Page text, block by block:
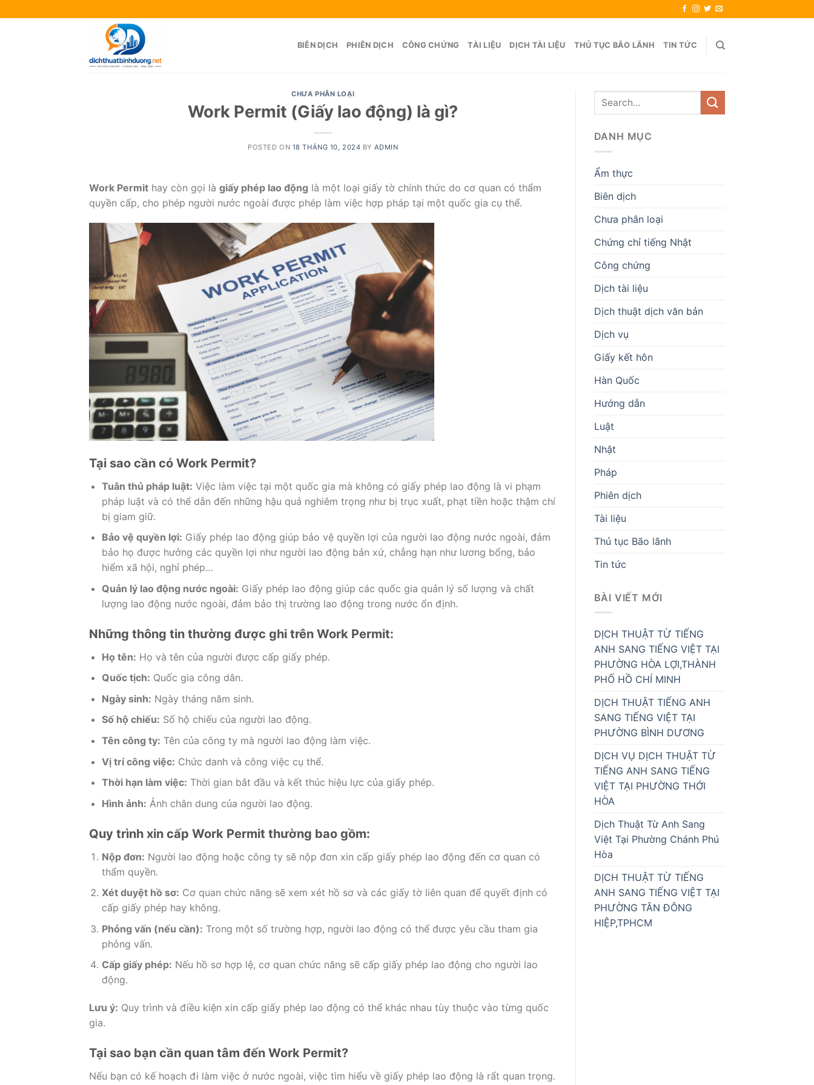
to
BIÊN DỊCH PHIÊN DỊCH CÔNG CHỨNG TÀI LIỆU DỊCH TÀI LIỆU THỦ TỤC BÃO LÃNH TIN TỨC
CHƯA PHÂN LOẠI
Work Permit (Giấy lao động) là gì?
POSTED ON 18 THÁNG 10, 2024 BY ADMIN
Work Permit hay còn gọi là giấy phép lao động là một loại giấy tờ chính thức do cơ quan có thẩm
quyền cấp, cho phép người nước ngoài được phép làm việc hợp pháp tại một quốc gia cụ thể.
Tại sao cần có Work Permit?
Tuân thủ pháp luật: Việc làm việc tại một quốc gia mà không có giấy phép lao động là vi phạm
pháp luật và có thể dẫn đến những hậu quả nghiêm trọng như bị trục xuất, phạt tiền hoặc thậm chí
bị giam giữ.
Bảo vệ quyền lợi: Giấy phép lao động giúp bảo vệ quyền lợi của người lao động nước ngoài, đảm
bảo họ được hưởng các quyền lợi như người lao động bản xứ, chẳng hạn như lương bổng, bảo
hiểm xã hội, nghỉ phép…
Quản lý lao động nước ngoài: Giấy phép lao động giúp các quốc gia quản lý số lượng và chất
lượng lao động nước ngoài, đảm bảo thị trường lao động trong nước ổn định.
Những thông tin thường được ghi trên Work Permit:
Họ tên: Họ và tên của người được cấp giấy phép.
Quốc tịch: Quốc gia công dân.
Ngày sinh: Ngày tháng năm sinh.
Số hộ chiếu: Số hộ chiếu của người lao động.
Tên công ty: Tên của công ty mà người lao động làm việc.
Vị trí công việc: Chức danh và công việc cụ thể.
Thời hạn làm việc: Thời gian bắt đầu và kết thúc hiệu lực của giấy phép.
Hình ảnh: Ảnh chân dung của người lao động.
Quy trình xin cấp Work Permit thường bao gồm:
Nộp đơn: Người lao động hoặc công ty sẽ nộp đơn xin cấp giấy phép lao động đến cơ quan có
thẩm quyền.
Xét duyệt hồ sơ: Cơ quan chức năng sẽ xem xét hồ sơ và các giấy tờ liên quan để quyết định có
cấp giấy phép hay không.
Phỏng vấn (nếu cần): Trong một số trường hợp, người lao động có thể được yêu cầu tham gia
phỏng vấn.
Cấp giấy phép: Nếu hồ sơ hợp lệ, cơ quan chức năng sẽ cấp giấy phép lao động cho người lao
động.
Lưu ý: Quy trình và điều kiện xin cấp giấy phép lao động có thể khác nhau tùy thuộc vào từng quốc
gia.
Tại sao bạn cần quan tâm đến Work Permit?
Nếu bạn có kế hoạch đi làm việc ở nước ngoài, việc tìm hiểu về giấy phép lao động là rất quan trọng.
DANH MỤC
Ẩm thực
Biên dịch
Chưa phân loại
Chứng chỉ tiếng Nhật
Công chứng
Dịch tài liệu
Dịch thuật dịch văn bản
Dịch vụ
Giấy kết hôn
Hàn Quốc
Hướng dẫn
Luật
Nhật
Pháp
Phiên dịch
Tài liệu
Thủ tục Bão lãnh
Tin tức
BÀI VIẾT MỚI
DỊCH THUẬT TỪ TIẾNG
ANH SANG TIẾNG VIỆT TẠI
PHƯỜNG HÒA LỢI,THÀNH
PHỐ HỒ CHÍ MINH
DỊCH THUẬT TIẾNG ANH
SANG TIẾNG VIỆT TẠI
PHƯỜNG BÌNH DƯƠNG
DỊCH VỤ DỊCH THUẬT TỪ
TIẾNG ANH SANG TIẾNG
VIỆT TẠI PHƯỜNG THỚI
HÒA
Dịch Thuật Từ Anh Sang
Việt Tại Phường Chánh Phú
Hòa
DỊCH THUẬT TỪ TIẾNG
ANH SANG TIẾNG VIỆT TẠI
PHƯỜNG TÂN ĐÔNG
HIỆP,TPHCM